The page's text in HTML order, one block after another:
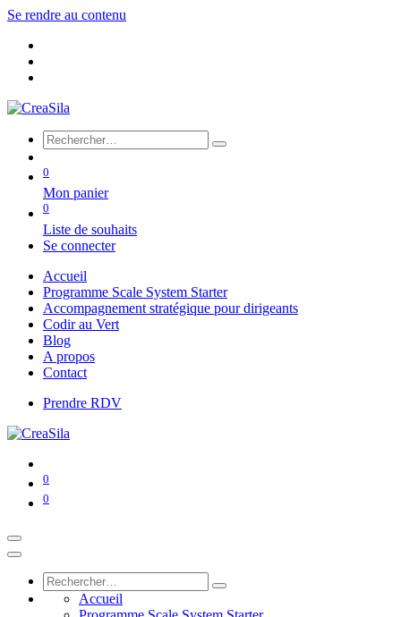
Se rendre au contenu
0
Mon panier
0
Liste de souhaits
Se connecter
Accueil
Programme Scale System Starter
Accompagnement stratégique pour dirigeants
Codir au Vert
Blog
A propos
Contact
Prendre RDV
0
0
Accueil